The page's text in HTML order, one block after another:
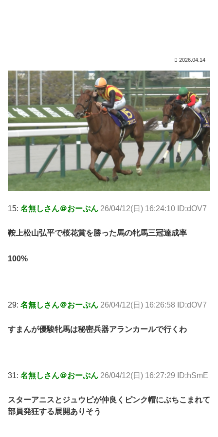
2026.04.14
15: 名無しさん＠おーぷん 26/04/12(日) 16:24:10 ID:dOV7
鞍上松山弘平で桜花賞を勝った馬の牝馬三冠達成率
100%
29: 名無しさん＠おーぷん 26/04/12(日) 16:26:58 ID:dOV7
すまんが優駿牝馬は秘密兵器アランカールで行くわ
31: 名無しさん＠おーぷん 26/04/12(日) 16:27:29 ID:hSmE
スターアニスとジュウピが仲良くピンク帽にぶちこまれて
部員発狂する展開ありそう